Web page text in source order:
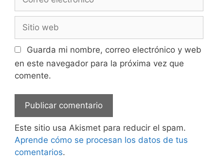
electrónico
web
Guarda mi nombre, correo electrónico y web
en este navegador para la próxima vez que
comente.
Este sitio usa Akismet para reducir el spam.
Aprende cómo se procesan los datos de tus
comentarios.